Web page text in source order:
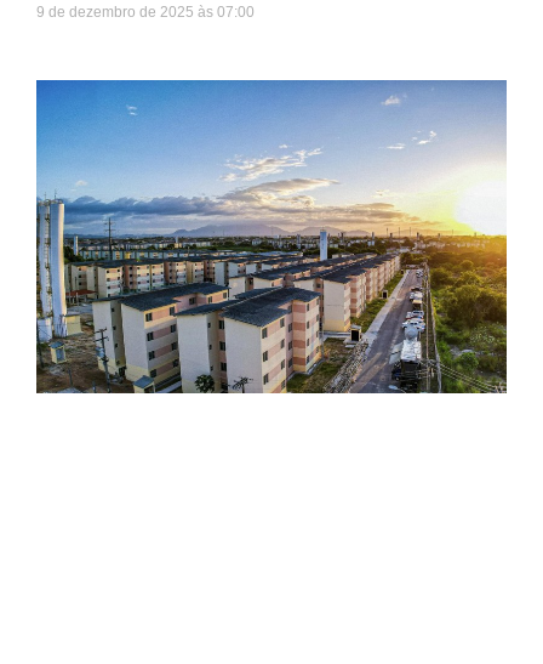
9 de dezembro de 2025 07:00